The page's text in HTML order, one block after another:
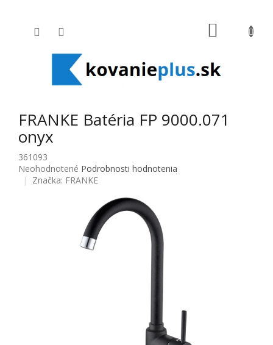
FRANKE Batéria FP 9000.071
onyx
361093
Priemerné hodnotenie produktu je 0,0 z 5 hviezdičiek.
Neohodnotené Podrobnosti hodnotenia
Značka: FRANKE